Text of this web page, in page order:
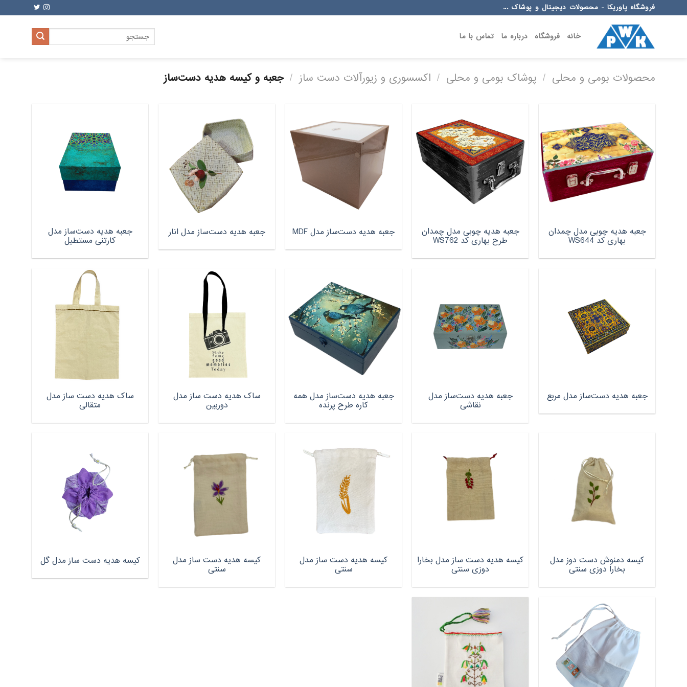
to
فروشگاه پاوریکا - محصولات دیجیتال و پوشاک ...
خانه فروشگاه درباره ما تماس با ما
جستجو
برای:
محصولات بومی و محلی / پوشاک بومی و محلی / اکسسوری و زیورآلات دست ساز / جعبه و کیسه هدیه دست‌ساز
جعبه هدیه چوبی مدل چمدان
بهاری کد WS644
جعبه هدیه چوبی مدل چمدان
طرح بهاری کد WS762
جعبه هدیه دست‌ساز مدل MDF جعبه هدیه دست‌ساز مدل انار جعبه هدیه دست‌ساز مدل
کارتنی مستطیل
جعبه هدیه دست‌ساز مدل مربع جعبه هدیه دست‌ساز مدل
نقاشی
جعبه هدیه دست‌ساز مدل همه
کاره طرح پرنده
ساک هدیه دست ساز مدل
دوربین
ساک هدیه دست ساز مدل
متقالی
کیسه دمنوش دست دوز مدل
بخارا دوزی سنتی
کیسه هدیه دست ساز مدل بخارا
دوزی سنتی
کیسه هدیه دست ساز مدل
سنتی
کیسه هدیه دست ساز مدل
سنتی
کیسه هدیه دست ساز مدل گل